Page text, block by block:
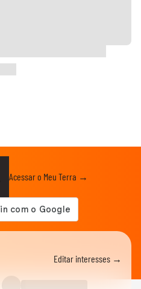
Acessar o Meu Terra →
Editar interesses →